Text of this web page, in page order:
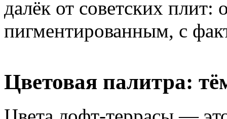
далёк от советских
пигментированным, с
Цветовая палитра: